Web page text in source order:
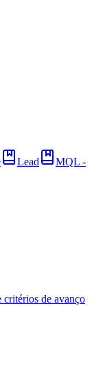
Lead
MQL -
critérios de avanço